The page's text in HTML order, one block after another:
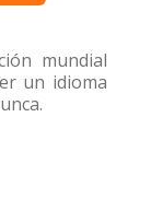
mundial
un idioma